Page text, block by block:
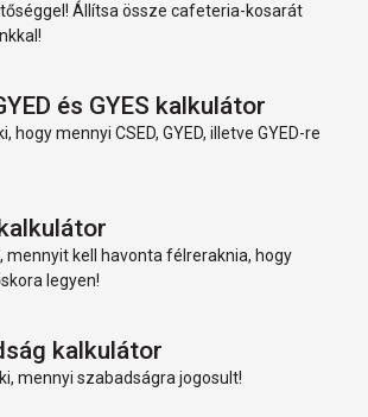
Állítsa össze cafeteria-kosarát
és GYES kalkulátor
hogy mennyi CSED, GYED, illetve GYED-re
mennyit kell havonta félreraknia, hogy
legyen!
kalkulátor
mennyi szabadságra jogosult!